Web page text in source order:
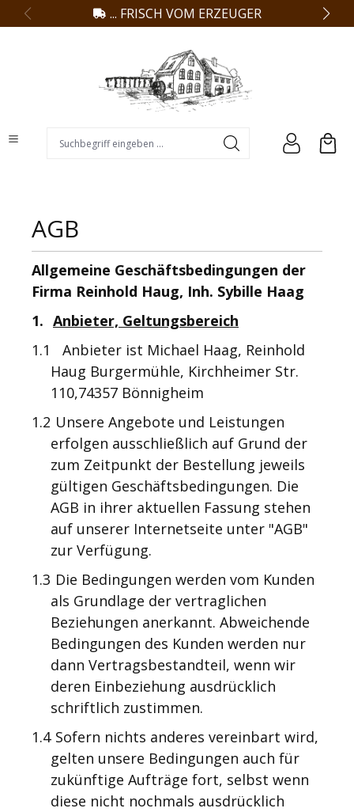
springen ... FRISCH VOM ERZEUGER
Suchbegriff eingeben ...
AGB
Allgemeine Geschäftsbedingungen der
Firma Reinhold Haug, Inh. Sybille Haag
1. Anbieter, Geltungsbereich
1.1 Anbieter ist Michael Haag, Reinhold
Haug Burgermühle, Kirchheimer Str.
110,74357 Bönnigheim
1.2 Unsere Angebote und Leistungen
erfolgen ausschließlich auf Grund der
zum Zeitpunkt der Bestellung jeweils
gültigen Geschäftsbedingungen. Die
AGB in ihrer aktuellen Fassung stehen
auf unserer Internetseite unter "AGB"
zur Verfügung.
1.3 Die Bedingungen werden vom Kunden
als Grundlage der vertraglichen
Beziehungen anerkannt. Abweichende
Bedingungen des Kunden werden nur
dann Vertragsbestandteil, wenn wir
deren Einbeziehung ausdrücklich
schriftlich zustimmen.
1.4 Sofern nichts anderes vereinbart wird,
gelten unsere Bedingungen auch für
zukünftige Aufträge fort, selbst wenn
diese nicht nochmals ausdrücklich